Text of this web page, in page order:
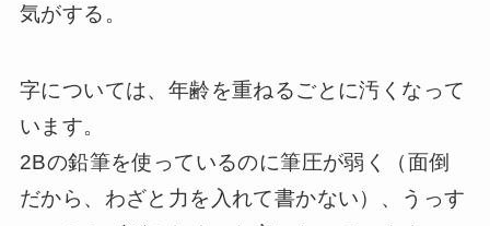
気がする。
字については、年齢を重ねるごとに汚くなって
います。
2Bの鉛筆を使っているのに筆圧が弱く（面倒
だから、わざと力を入れて書かない）、うっす